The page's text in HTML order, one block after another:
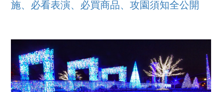
施、必看表演、必買商品、攻園須知全公開